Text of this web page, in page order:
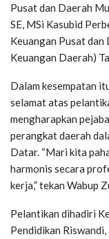
Pusat dan Daerah
SE, MSi Kasubid
Keuangan Pusat dan
Keuangan Daerah)
Dalam kesempatan
selamat atas
mengharapkan
perangkat daerah
Datar. “Mari kita
harmonis secara
kerja,” tekan Wabup
Pelantikan dihadiri
Pendidikan